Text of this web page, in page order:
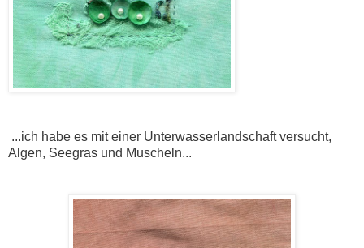
...ich habe es mit einer Unterwasserlandschaft versucht,
Algen, Seegras und Muscheln...